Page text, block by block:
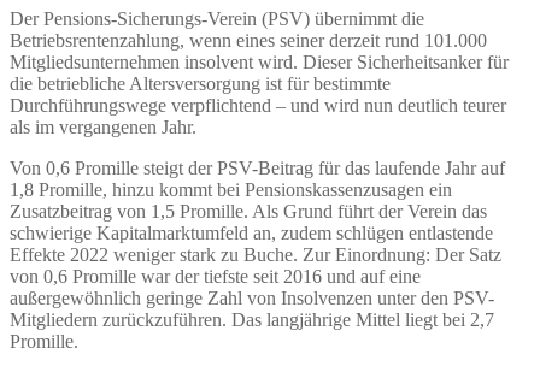
Der Pensions-Sicherungs-Verein (PSV) übernimmt die
Betriebsrentenzahlung, wenn eines seiner derzeit rund 101.000
Mitgliedsunternehmen insolvent wird. Dieser Sicherheitsanker für
die betriebliche Altersversorgung ist für bestimmte
Durchführungswege verpflichtend – und wird nun deutlich teurer
als im vergangenen Jahr.
Von 0,6 Promille steigt der PSV-Beitrag für das laufende Jahr auf
1,8 Promille, hinzu kommt bei Pensionskassenzusagen ein
Zusatzbeitrag von 1,5 Promille. Als Grund führt der Verein das
schwierige Kapitalmarktumfeld an, zudem schlügen entlastende
Effekte 2022 weniger stark zu Buche. Zur Einordnung: Der Satz
von 0,6 Promille war der tiefste seit 2016 und auf eine
außergewöhnlich geringe Zahl von Insolvenzen unter den PSV-
Mitgliedern zurückzuführen. Das langjährige Mittel liegt bei 2,7
Promille.